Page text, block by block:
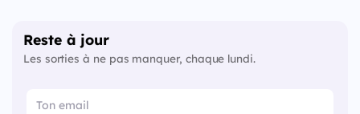
Reste à jour
Les sorties à ne pas manquer, chaque lundi.